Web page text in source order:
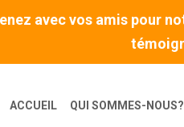
avec vos amis
ACCUEIL QUI SOMMES-NOUS?